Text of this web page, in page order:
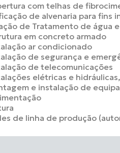
com telhas de
de alvenaria para fins
de Tratamento de água
em concreto armado
ar condicionado
de segurança e
de telecomunicações
elétricas e
e instalação de
de linha de produção